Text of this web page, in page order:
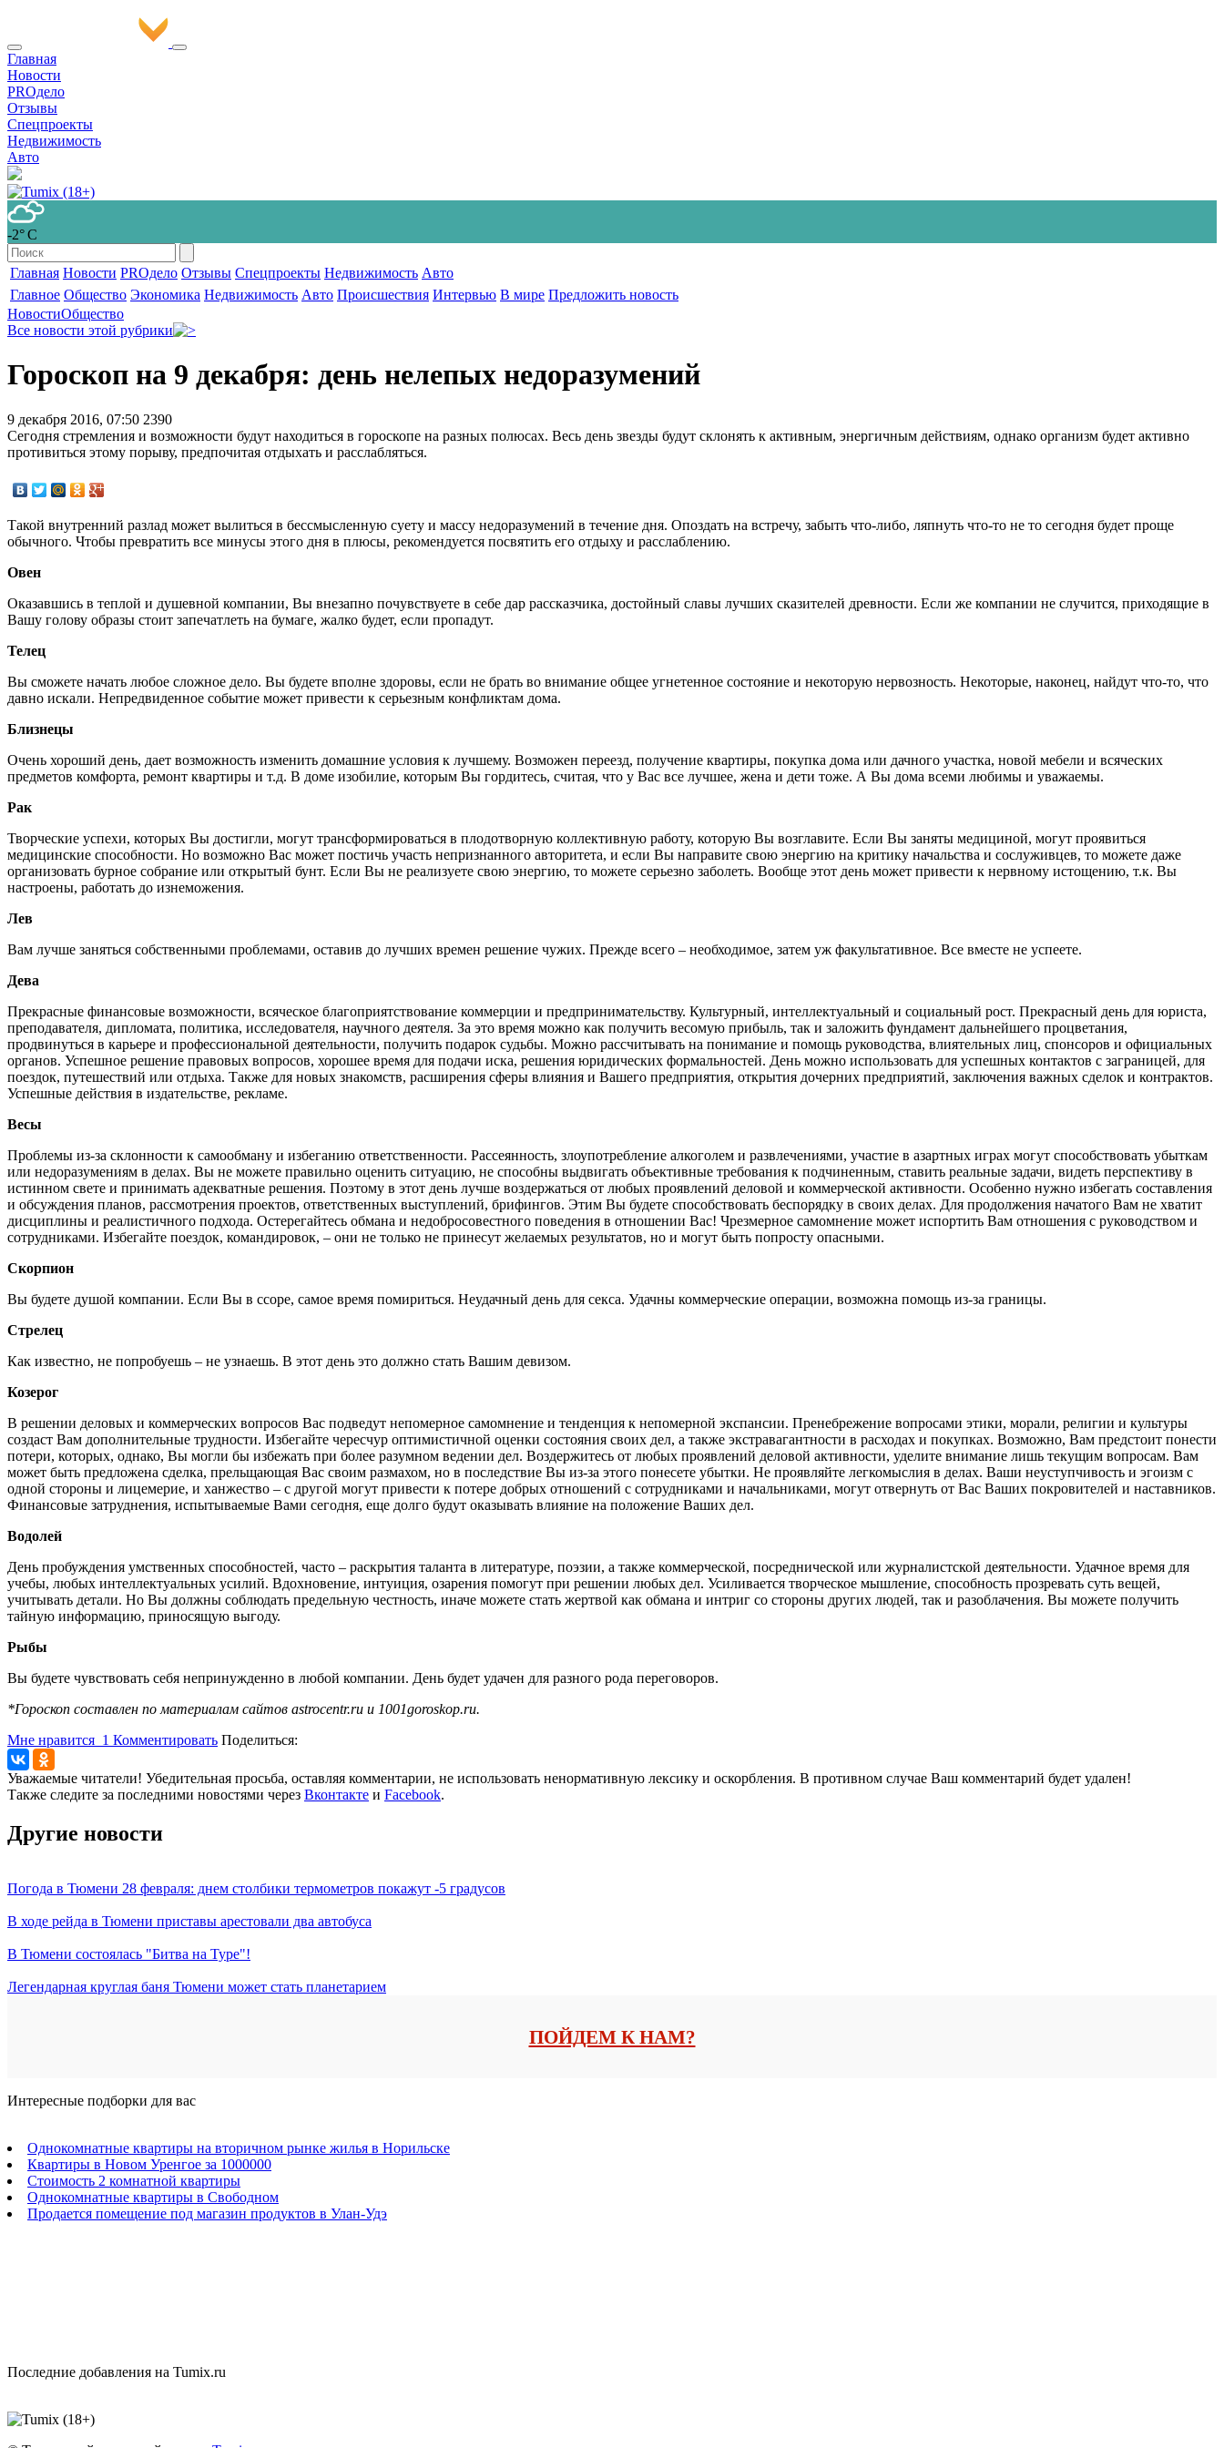
Главная
Новости
PROдело
Отзывы
Спецпроекты
Недвижимость
Авто
-2° С
Главная Новости PROдело Отзывы Спецпроекты Недвижимость Авто
Главное Общество Экономика Недвижимость Авто Происшествия Интервью В мире Предложить новость
НовостиОбщество
Все новости этой рубрики
Гороскоп на 9 декабря: день нелепых недоразумений
9 декабря 2016, 07:50 2390
Сегодня стремления и возможности будут находиться в гороскопе на разных полюсах. Весь день звезды будут склонять к активным, энергичным действиям, однако организм будет активно
противиться этому порыву, предпочитая отдыхать и расслабляться.
Такой внутренний разлад может вылиться в бессмысленную суету и массу недоразумений в течение дня. Опоздать на встречу, забыть что-либо, ляпнуть что-то не то сегодня будет проще
обычного. Чтобы превратить все минусы этого дня в плюсы, рекомендуется посвятить его отдыху и расслаблению.
Овен
Оказавшись в теплой и душевной компании, Вы внезапно почувствуете в себе дар рассказчика, достойный славы лучших сказителей древности. Если же компании не случится, приходящие в
Вашу голову образы стоит запечатлеть на бумаге, жалко будет, если пропадут.
Телец
Вы сможете начать любое сложное дело. Вы будете вполне здоровы, если не брать во внимание общее угнетенное состояние и некоторую нервозность. Некоторые, наконец, найдут что-то, что
давно искали. Непредвиденное событие может привести к серьезным конфликтам дома.
Близнецы
Очень хороший день, дает возможность изменить домашние условия к лучшему. Возможен переезд, получение квартиры, покупка дома или дачного участка, новой мебели и всяческих
предметов комфорта, ремонт квартиры и т.д. В доме изобилие, которым Вы гордитесь, считая, что у Вас все лучшее, жена и дети тоже. А Вы дома всеми любимы и уважаемы.
Рак
Творческие успехи, которых Вы достигли, могут трансформироваться в плодотворную коллективную работу, которую Вы возглавите. Если Вы заняты медициной, могут проявиться
медицинские способности. Но возможно Вас может постичь участь непризнанного авторитета, и если Вы направите свою энергию на критику начальства и сослуживцев, то можете даже
организовать бурное собрание или открытый бунт. Если Вы не реализуете свою энергию, то можете серьезно заболеть. Вообще этот день может привести к нервному истощению, т.к. Вы
настроены, работать до изнеможения.
Лев
Вам лучше заняться собственными проблемами, оставив до лучших времен решение чужих. Прежде всего – необходимое, затем уж факультативное. Все вместе не успеете.
Дева
Прекрасные финансовые возможности, всяческое благоприятствование коммерции и предпринимательству. Культурный, интеллектуальный и социальный рост. Прекрасный день для юриста,
преподавателя, дипломата, политика, исследователя, научного деятеля. За это время можно как получить весомую прибыль, так и заложить фундамент дальнейшего процветания,
продвинуться в карьере и профессиональной деятельности, получить подарок судьбы. Можно рассчитывать на понимание и помощь руководства, влиятельных лиц, спонсоров и официальных
органов. Успешное решение правовых вопросов, хорошее время для подачи иска, решения юридических формальностей. День можно использовать для успешных контактов с заграницей, для
поездок, путешествий или отдыха. Также для новых знакомств, расширения сферы влияния и Вашего предприятия, открытия дочерних предприятий, заключения важных сделок и контрактов.
Успешные действия в издательстве, рекламе.
Весы
Проблемы из-за склонности к самообману и избеганию ответственности. Рассеянность, злоупотребление алкоголем и развлечениями, участие в азартных играх могут способствовать убыткам
или недоразумениям в делах. Вы не можете правильно оценить ситуацию, не способны выдвигать объективные требования к подчиненным, ставить реальные задачи, видеть перспективу в
истинном свете и принимать адекватные решения. Поэтому в этот день лучше воздержаться от любых проявлений деловой и коммерческой активности. Особенно нужно избегать составления
и обсуждения планов, рассмотрения проектов, ответственных выступлений, брифингов. Этим Вы будете способствовать беспорядку в своих делах. Для продолжения начатого Вам не хватит
дисциплины и реалистичного подхода. Остерегайтесь обмана и недобросовестного поведения в отношении Вас! Чрезмерное самомнение может испортить Вам отношения с руководством и
сотрудниками. Избегайте поездок, командировок, – они не только не принесут желаемых результатов, но и могут быть попросту опасными.
Скорпион
Вы будете душой компании. Если Вы в ссоре, самое время помириться. Неудачный день для секса. Удачны коммерческие операции, возможна помощь из-за границы.
Стрелец
Как известно, не попробуешь – не узнаешь. В этот день это должно стать Вашим девизом.
Козерог
В решении деловых и коммерческих вопросов Вас подведут непомерное самомнение и тенденция к непомерной экспансии. Пренебрежение вопросами этики, морали, религии и культуры
создаст Вам дополнительные трудности. Избегайте чересчур оптимистичной оценки состояния своих дел, а также экстравагантности в расходах и покупках. Возможно, Вам предстоит понести
потери, которых, однако, Вы могли бы избежать при более разумном ведении дел. Воздержитесь от любых проявлений деловой активности, уделите внимание лишь текущим вопросам. Вам
может быть предложена сделка, прельщающая Вас своим размахом, но в последствие Вы из-за этого понесете убытки. Не проявляйте легкомыслия в делах. Ваши неуступчивость и эгоизм с
одной стороны и лицемерие, и ханжество – с другой могут привести к потере добрых отношений с сотрудниками и начальниками, могут отвернуть от Вас Ваших покровителей и наставников.
Финансовые затруднения, испытываемые Вами сегодня, еще долго будут оказывать влияние на положение Ваших дел.
Водолей
День пробуждения умственных способностей, часто – раскрытия таланта в литературе, поэзии, а также коммерческой, посреднической или журналистской деятельности. Удачное время для
учебы, любых интеллектуальных усилий. Вдохновение, интуиция, озарения помогут при решении любых дел. Усиливается творческое мышление, способность прозревать суть вещей,
учитывать детали. Но Вы должны соблюдать предельную честность, иначе можете стать жертвой как обмана и интриг со стороны других людей, так и разоблачения. Вы можете получить
тайную информацию, приносящую выгоду.
Рыбы
Вы будете чувствовать себя непринужденно в любой компании. День будет удачен для разного рода переговоров.
*Гороскоп составлен по материалам сайтов astrocentr.ru и 1001goroskop.ru.
Мне нравится 1 Комментировать Поделиться:
Уважаемые читатели! Убедительная просьба, оставляя комментарии, не использовать ненормативную лексику и оскорбления. В противном случае Ваш комментарий будет удален!
Также следите за последними новостями через Вконтакте и Facebook.
Другие новости
Погода в Тюмени 28 февраля: днем столбики термометров покажут -5 градусов
В ходе рейда в Тюмени приставы арестовали два автобуса
В Тюмени состоялась "Битва на Туре"!
Легендарная круглая баня Тюмени может стать планетарием
ПОЙДЕМ К НАМ?
Интересные подборки для вас
Однокомнатные квартиры на вторичном рынке жилья в Норильске
Квартиры в Новом Уренгое за 1000000
Стоимость 2 комнатной квартиры
Однокомнатные квартиры в Свободном
Продается помещение под магазин продуктов в Улан-Удэ
Последние добавления на Tumix.ru